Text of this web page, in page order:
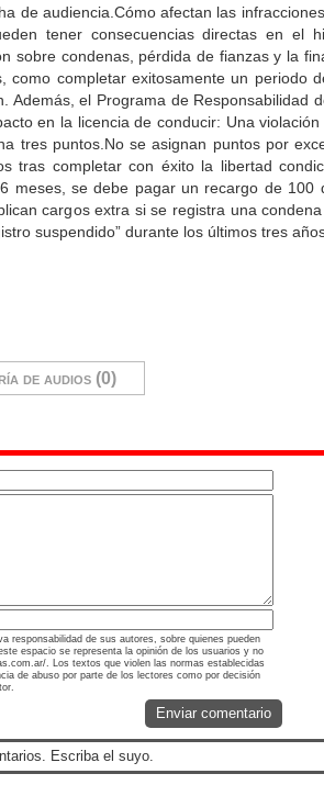
de audiencia.Cómo afectan las
tener consecuencias directas en el
sobre condenas, pérdida de fianzas y la
completar exitosamente un periodo
el Programa de Responsabilidad
en la licencia de conducir: Una
tres puntos.No se asignan puntos por
tras completar con éxito la libertad
meses, se debe pagar un recargo de 100
cargos extra si se registra una
suspendido” durante los últimos tres
de audios (0)
responsabilidad de sus autores, sobre quienes pueden
espacio se representa la opinión de los usuarios y no
. Los textos que violen las normas establecidas
de abuso por parte de los lectores como por decisión
Enviar comentario
Escriba el suyo.